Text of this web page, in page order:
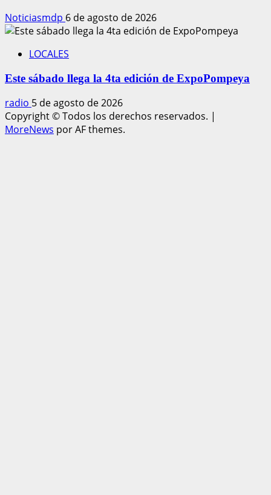
Noticiasmdp 6 de agosto de 2026
LOCALES
Este sábado llega la 4ta edición de ExpoPompeya
radio 5 de agosto de 2026
Copyright © Todos los derechos reservados. |
MoreNews por AF themes.